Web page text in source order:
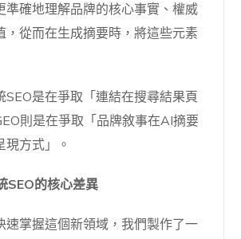
準確地理解品牌的核心事實、權威
，從而在生成摘要時，將這些元素
SEO是在爭取「連結在搜尋結果頁
則是在爭取「品牌敘事在AI摘要
現方式」。
SEO的核心差異
速掌握這個新領域，我們製作了一